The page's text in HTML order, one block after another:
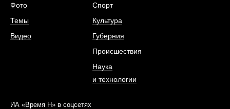
Фото
Темы
Видео
Спорт
Культура
Губерния
Происшествия
Наука
и технологии
ИА «Время Н» в соцсетях